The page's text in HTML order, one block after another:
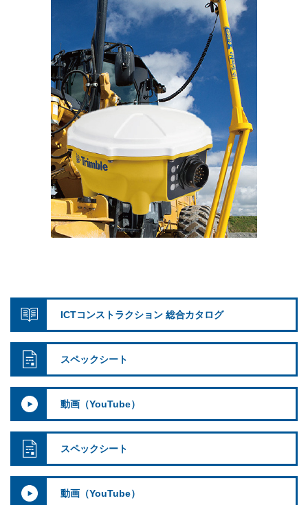
ICTコンストラクション 総合カタログ
スペックシート
動画（YouTube）
スペックシート
動画（YouTube）